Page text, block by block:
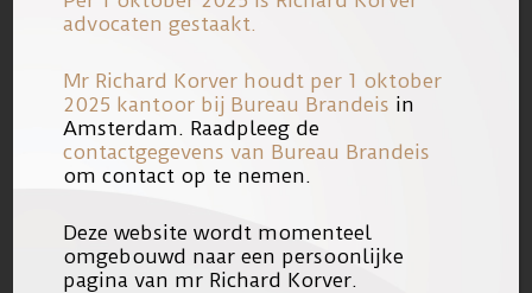
meewerken aan onderzoek naar de
psyche als alle feiten en
omstandigheden van het misdrijf
schreeuwen om een uitleg op
psychisch vlak?
advocaten gestaakt.
Mr Richard Korver houdt per 1 oktober
2025 kantoor bij Bureau Brandeis in
Amsterdam. Raadpleeg de
contactgegevens van Bureau Brandeis
om contact op te nemen.
Deze website wordt momenteel
omgebouwd naar een persoonlijke
pagina van mr Richard Korver.